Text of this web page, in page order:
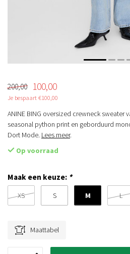
200,00 100,00
Je bespaart €100,00
ANINE BING oversized crewneck sweater
seasonal python print en geborduurd
Dort Mode. Lees meer.
Op voorraad
Maak een keuze: *
XS S M L
Maattabel